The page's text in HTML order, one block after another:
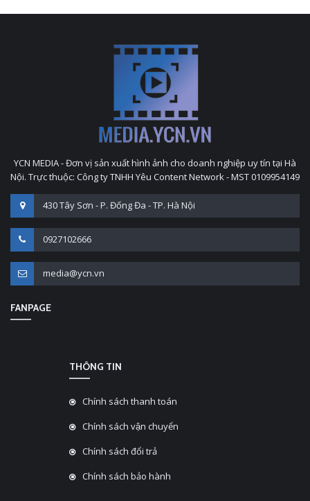
YCN MEDIA - Đơn vị sản xuất hình ảnh cho doanh nghiệp uy tín tại Hà
Nội. Trực thuộc: Công ty TNHH Yêu Content Network - MST 0109954149
430 Tây Sơn - P. Đống Đa - TP. Hà Nội
0927102666
media@ycn.vn
FANPAGE
THÔNG TIN
Chính sách thanh toán
Chính sách vận chuyển
Chính sách đổi trả
Chính sách bảo hành